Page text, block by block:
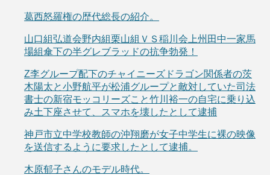
葛西怒羅権の歴代総長の紹介。
山口組弘道会野内組栗山組ＶＳ稲川会上州田中一家馬
場組傘下の半グレブラッドの抗争勃発！
Z李グループ配下のチャイニーズドラゴン関係者の茨
木陽太と小野航平が松浦グループと敵対していた司法
書士の新宿モッコリーズこと竹川裕一の自宅に乗り込
み土下座させて、スマホを壊したとして逮捕
神戸市立中学校教師の沖翔磨が女子中学生に裸の映像
を送信するように要求したとして逮捕。
木原郁子さんのモデル時代。